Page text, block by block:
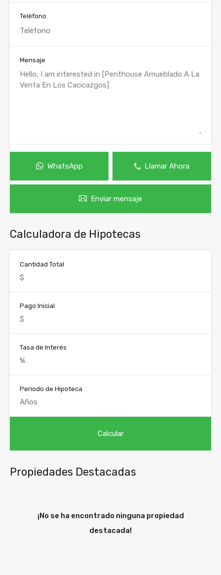
Teléfono
Mensaje
WhatsApp Llamar Ahora
Enviar mensaje
Calculadora de Hipotecas
Cantidad Total
Pago Inicial
Tasa de Interés
Periodo de Hipoteca
Propiedades Destacadas
¡No se ha encontrado ninguna propiedad
destacada!